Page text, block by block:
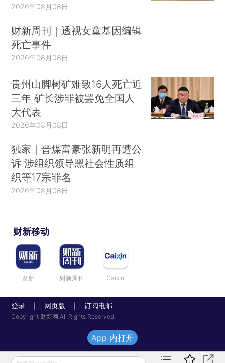
2026年08月08日
财新周刊｜透视女童基因编辑
死亡事件
2026年08月08日
贵州山脚树矿难致16人死亡近
三年 矿长涉罪被罢免全国人
大代表
2026年08月08日
独家｜晋煤富豪张新明再遭公
诉 涉组织领导黑社会性质组
织等17宗罪名
2026年08月08日
财新移动
财新 财新周刊 Caixin
登录 网页版 订阅电邮
Copyright 财新网 All Rights Reserved
App 内打开